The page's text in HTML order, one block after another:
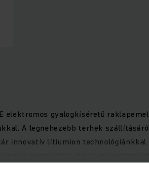
gyalogkíséretű
A legnehezebb terhek
innovatív lítiumion
alul rögzített kezelőkar elegendő